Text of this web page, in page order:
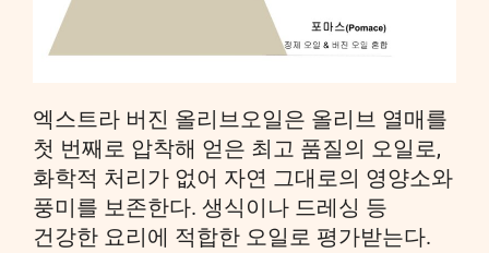
엑스트라 버진 올리브오일은 올리브 열매를
첫 번째로 압착해 얻은 최고 품질의 오일로,
화학적 처리가 없어 자연 그대로의 영양소와
풍미를 보존한다. 생식이나 드레싱 등
건강한 요리에 적합한 오일로 평가받는다.